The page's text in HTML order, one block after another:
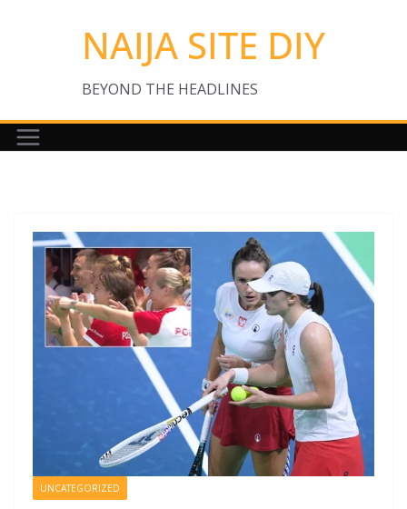
NAIJA SITE DIY
BEYOND THE HEADLINES
UNCATEGORIZED